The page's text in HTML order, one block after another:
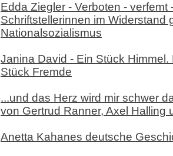
Edda Ziegler - Verboten - verfemt
Schriftstellerinnen im Widerstand
Nationalsozialismus
Janina David - Ein Stück
Stück Fremde
...und das Herz wird mir schwer
von Gertrud Ranner, Axel Halling
Anetta Kahanes deutsche